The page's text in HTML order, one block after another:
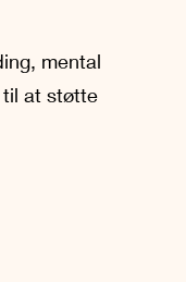
mental
til at støtte